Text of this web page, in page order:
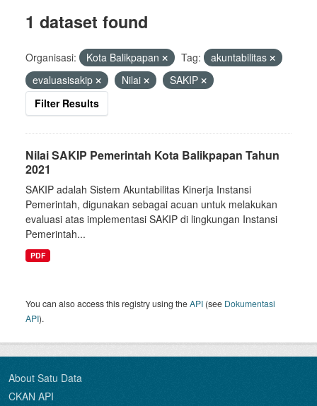
1 dataset found
Organisasi: Kota Balikpapan Tag:
akuntabilitas
evaluasisakip
Nilai
SAKIP
Filter Results
Nilai SAKIP Pemerintah Kota Balikpapan Tahun
2021
SAKIP adalah Sistem Akuntabilitas Kinerja Instansi
Pemerintah, digunakan sebagai acuan untuk melakukan
evaluasi atas implementasi SAKIP di lingkungan Instansi
Pemerintah...
PDF
You can also access this registry using theAPI (see Dokumentasi
API).
About Satu Data
CKAN API